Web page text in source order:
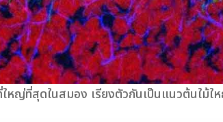
ใหญ่ที่สุดในสมอง เรียงตัวกันเป็นแนวต้นใ